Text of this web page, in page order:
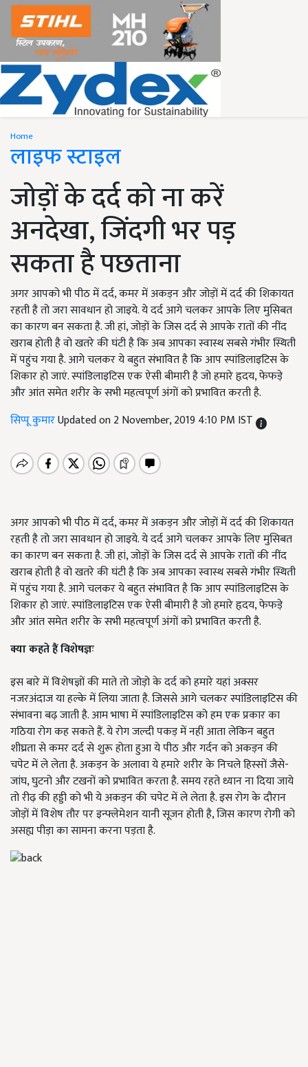
Home
लाइफ स्टाइल
जोड़ों के दर्द को ना करें
अनदेखा, जिंदगी भर पड़
सकता है पछताना
अगर आपको भी पीठ में दर्द, कमर में अकड़न और जोड़ों में दर्द की शिकायत
रहती है तो जरा सावधान हो जाइये. ये दर्द आगे चलकर आपके लिए मुसिबत
का कारण बन सकता है. जी हां, जोड़ों के जिस दर्द से आपके रातों की नींद
खराब होती है वो खतरे की घंटी है कि अब आपका स्वास्थ सबसे गंभीर स्थिती
में पहुंच गया है. आगे चलकर ये बहुत संभावित है कि आप स्पांडिलाइटिस के
शिकार हो जाएं. स्पांडिलाइटिस एक ऐसी बीमारी है जो हमारे हृदय, फेफड़े
और आंत समेत शरीर के सभी महत्वपूर्ण अंगों को प्रभावित करती है.
सिप्पू कुमारUpdated on 2 November, 2019 4:10 PM IST
अगर आपको भी पीठ में दर्द, कमर में अकड़न और जोड़ों में दर्द की शिकायत
रहती है तो जरा सावधान हो जाइये. ये दर्द आगे चलकर आपके लिए मुसिबत
का कारण बन सकता है. जी हां, जोड़ों के जिस दर्द से आपके रातों की नींद
खराब होती है वो खतरे की घंटी है कि अब आपका स्वास्थ सबसे गंभीर स्थिती
में पहुंच गया है. आगे चलकर ये बहुत संभावित है कि आप स्पांडिलाइटिस के
शिकार हो जाएं. स्पांडिलाइटिस एक ऐसी बीमारी है जो हमारे हृदय,फेफड़े
और आंत समेत शरीर के सभी महत्वपूर्ण अंगों को प्रभावित करती है.
क्या कहते हैं विशेषज्ञः
इस बारे में विशेषज्ञों की माते तो जोड़ो के दर्द को हमारे यहां अक्सर
नजरअंदाज या हल्के में लिया जाता है. जिससे आगे चलकर स्पांडिलाइटिस की
संभावना बढ़ जाती है. आम भाषा में स्पांडिलाइटिस को हम एक प्रकार का
गठिया रोग कह सकते हैं. ये रोग जल्दी पकड़ में नहीं आता लेकिन बहुत
शीघ्रता से कमर दर्द से शुरू होता हुआ ये पीठ और गर्दन को अकड़न की
चपेट में ले लेता है. अकड़न के अलावा ये हमारे शरीर के निचले हिस्सों जैसे-
जांघ,घुटनो और टखनों को प्रभावित करता है. समय रहते ध्यान ना दिया जाये
तो रीढ़ की हड्डी को भी ये अकड़न की चपेट में ले लेता है. इस रोग के दौरान
जोड़ों में विशेष तौर पर इन्फ्लेमेशन यानी सूजन होती है, जिस कारण रोगी को
असह्य पीड़ा का सामना करना पड़ता है.